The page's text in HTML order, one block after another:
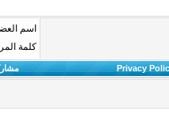
اسم
كلمة
Privacy